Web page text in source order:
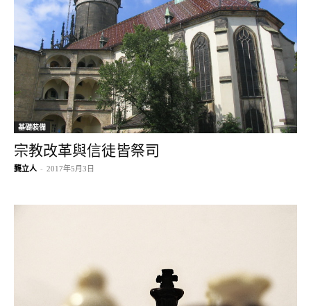
基礎裝備
宗教改革與信徒皆祭司
龔立人 - 2017年5月3日